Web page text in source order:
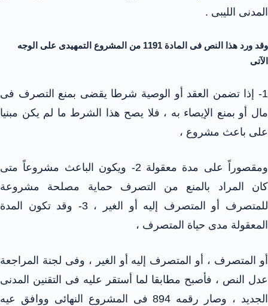
المدنى الليبى .
وقد ورد هذا النص فى المادة 1191 من المشروع التمهيدى على الوجه
الآتى
1- إذا تضمن العقد أو الوصية شرطا يقضى بمنع التصرف فى
مال أو بمنع الإيصاء به ، فلا يصح هذا الشرط ما لم يكن مبنيا
على باعث مشروع ،
ومقصوراً على مدة معقولة 2- ويكون الباعث مشروعاً متى
كان المراد بالمنع من التصرف حماية مصلحة مشروعة
للمتصرف أو المتصرف إليه أو الغير ، 3- وقد تكون المدة
المعقولة مدى حياة المتصرف ،
أو المتصرف ، أو المتصرف إليه أو الغير ، وفى لجنة المراجعة
عدل النص ، فأصبح مطابقا لما أستقر عليه فى التقنين المدنى
الجديد ، وصار رقمه 894 فى المشروع النهائى ووافق عيه